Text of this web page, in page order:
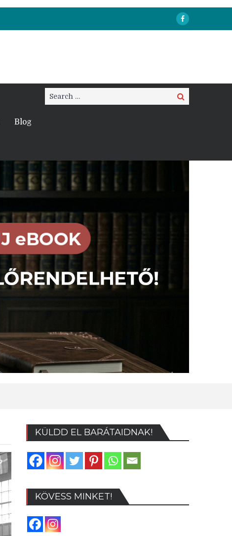
Blog
Search
for:
Search
KÜLDD EL BARÁTAIDNAK!
KÖVESS MINKET!